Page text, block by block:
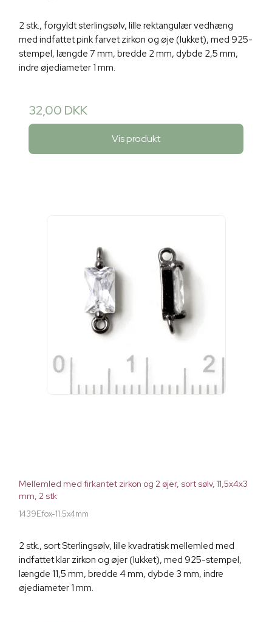
2 stk., forgyldt sterlingsølv, lille rektangulær vedhæng
med indfattet pink farvet zirkon og øje (lukket), med 925-
stempel, længde 7 mm, bredde 2 mm, dybde 2,5 mm,
indre øjediameter 1 mm.
32,00 DKK
Vis produkt
Mellemled med firkantet zirkon og 2 øjer, sort sølv, 11,5x4x3
mm, 2 stk
1439Efox-11.5x4mm
2 stk., sort Sterlingsølv, lille kvadratisk mellemled med
indfattet klar zirkon og øjer (lukket), med 925-stempel,
længde 11,5 mm, bredde 4 mm, dybde 3 mm, indre
øjediameter 1 mm.